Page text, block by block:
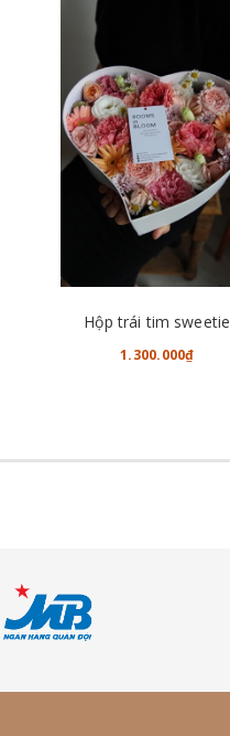
Hộp trái tim sweetie
1.300.000₫